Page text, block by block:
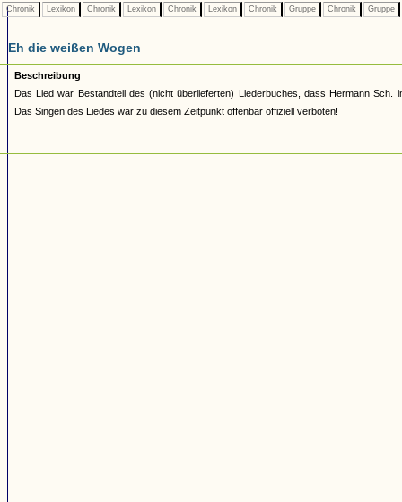
Chronik Lexikon Chronik Lexikon Chronik Lexikon Chronik Gruppe Chronik Gruppe
Eh die weißen Wogen
Beschreibung
Das Lied war Bestandteil des (nicht überlieferten) Liederbuches, dass Hermann Sch.
Das Singen des Liedes war zu diesem Zeitpunkt offenbar offiziell verboten!